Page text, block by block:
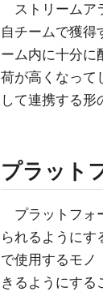
ストリームア
自チームで獲得
ーム内に十分に
荷が高くなって
して連携する形
プラット
プラットフォ
られるようにす
で使用するモノ
きるようにする